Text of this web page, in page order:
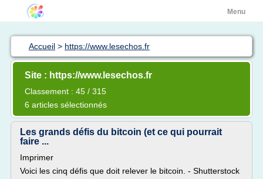
Menu
Accueil > https://www.lesechos.fr
Site : https://www.lesechos.fr
Classement : 45 / 315
6 articles sélectionnés
Les grands défis du bitcoin (et ce qui pourrait
faire ...
Imprimer
Voici les cinq défis que doit relever le bitcoin. - Shutterstock